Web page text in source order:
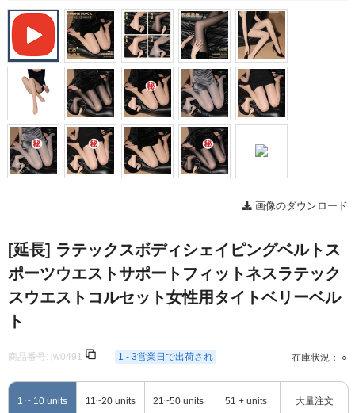
画像のダウンロード
[延長] ラテックスボディシェイピングベルトス
ポーツウエストサポートフィットネスラテック
スウエストコルセット女性用タイトベリーベル
ト
商品番号: jw0491 1 - 3営業日で出荷され 在庫状況： ○
1 ~ 10 units 11~20 units 21~50 units 51 + units 大量注文